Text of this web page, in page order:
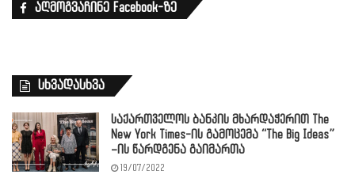
აღმოგვაჩინე Facebook-ზე
სხვადასხვა
საქართველოს ბანკის მხარდაჭერით The
New York Times-ის გამოცემა “The Big Ideas”
–ის წარდგენა გაიმართა
19/07/2022